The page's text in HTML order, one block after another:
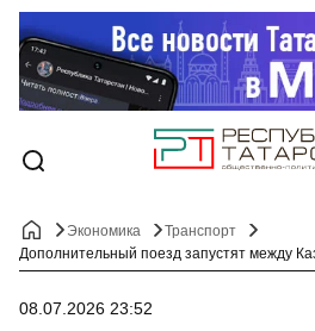
Экономика
Транспорт
Дополнительный поезд запустят между
08.07.2026 23:52